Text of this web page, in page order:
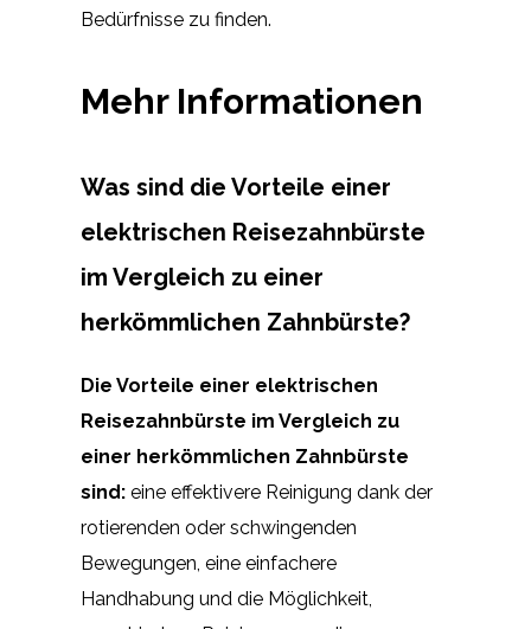
Bedürfnisse zu finden.
Mehr Informationen
Was sind die Vorteile einer
elektrischen Reisezahnbürste
im Vergleich zu einer
herkömmlichen Zahnbürste?
Die Vorteile einer elektrischen
Reisezahnbürste im Vergleich zu
einer herkömmlichen Zahnbürste
sind: eine effektivere Reinigung dank der
rotierenden oder schwingenden
Bewegungen, eine einfachere
Handhabung und die Möglichkeit,